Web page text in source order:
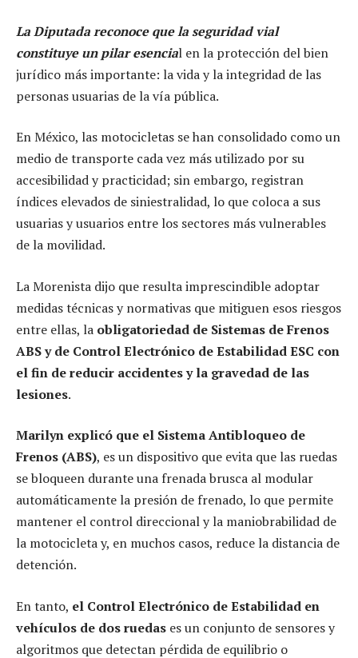
La Diputada reconoce que la seguridad vial
constituye un pilar esencial en la protección del bien
jurídico más importante: la vida y la integridad de las
personas usuarias de la vía pública.
En México, las motocicletas se han consolidado como un
medio de transporte cada vez más utilizado por su
accesibilidad y practicidad; sin embargo, registran
índices elevados de siniestralidad, lo que coloca a sus
usuarias y usuarios entre los sectores más vulnerables
de la movilidad.
La Morenista dijo que resulta imprescindible adoptar
medidas técnicas y normativas que mitiguen esos riesgos
entre ellas, la obligatoriedad de Sistemas de Frenos
ABS y de Control Electrónico de Estabilidad ESC con
el fin de reducir accidentes y la gravedad de las
lesiones.
Marilyn explicó que el Sistema Antibloqueo de
Frenos (ABS), es un dispositivo que evita que las ruedas
se bloqueen durante una frenada brusca al modular
automáticamente la presión de frenado, lo que permite
mantener el control direccional y la maniobrabilidad de
la motocicleta y, en muchos casos, reduce la distancia de
detención.
En tanto, el Control Electrónico de Estabilidad en
vehículos de dos ruedas es un conjunto de sensores y
algoritmos que detectan pérdida de equilibrio o